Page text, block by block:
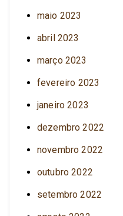
maio 2023
abril 2023
março 2023
fevereiro 2023
janeiro 2023
dezembro 2022
novembro 2022
outubro 2022
setembro 2022